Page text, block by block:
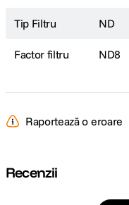
Tip Filtru ND
Factor filtru ND8
Raportează o eroare
Recenzii